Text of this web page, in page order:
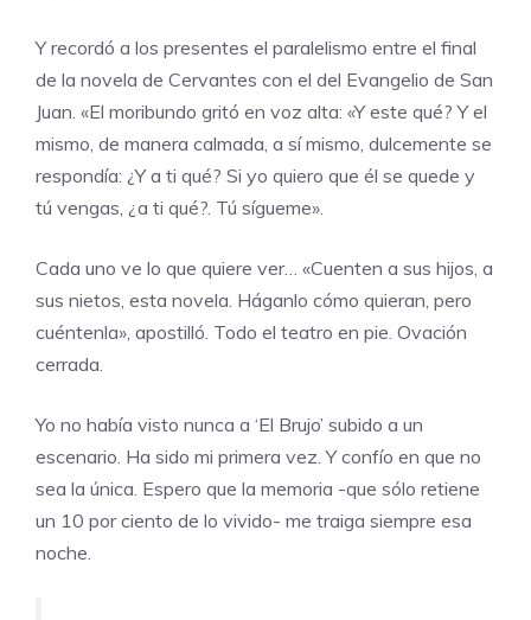
Y recordó a los presentes el paralelismo entre el final
de la novela de Cervantes con el del Evangelio de San
Juan. «El moribundo gritó en voz alta: «Y este qué? Y el
mismo, de manera calmada, a sí mismo, dulcemente se
respondía: ¿Y a ti qué? Si yo quiero que él se quede y
tú vengas, ¿a ti qué?. Tú sígueme».
Cada uno ve lo que quiere ver… «Cuenten a sus hijos, a
sus nietos, esta novela. Háganlo cómo quieran, pero
cuéntenla», apostilló. Todo el teatro en pie. Ovación
cerrada.
Yo no había visto nunca a ‘El Brujo’ subido a un
escenario. Ha sido mi primera vez. Y confío en que no
sea la única. Espero que la memoria -que sólo retiene
un 10 por ciento de lo vivido- me traiga siempre esa
noche.